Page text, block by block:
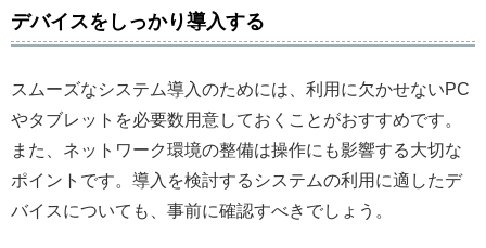
デバイスをしっかり導入する
スムーズなシステム導入のためには、利用に欠かせないPC
やタブレットを必要数用意しておくことがおすすめです。
また、ネットワーク環境の整備は操作にも影響する大切な
ポイントです。導入を検討するシステムの利用に適したデ
バイスについても、事前に確認すべきでしょう。